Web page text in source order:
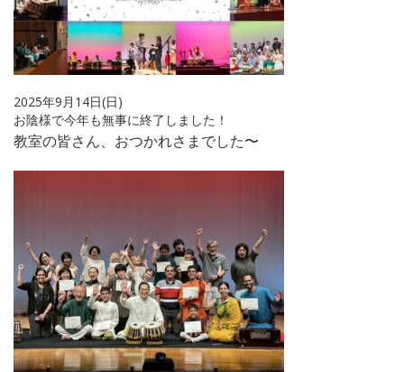
2025年9月14日(日)
お陰様で今年も無事に終了しました！
教室の皆さん、おつかれさまでした〜